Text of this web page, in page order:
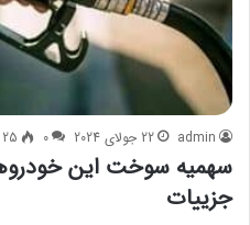
admin 22 جولای 2024 0
25
سهمیه سوخت این
جزییات